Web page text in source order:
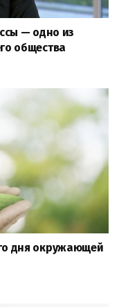
— одно из
общества
дня окружающей